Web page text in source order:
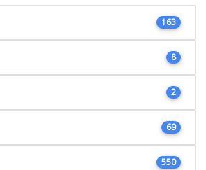
163
8
2
69
550